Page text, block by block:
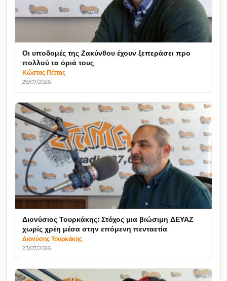
Οι υποδομές της Ζακύνθου έχουν ξεπεράσει προ
πολλού τα όριά τους
Κώστας Πέττας
29/07/2026
Διονύσιος Τουρκάκης: Στόχος μια βιώσιμη ΔΕΥΑΖ
χωρίς χρέη μέσα στην επόμενη πενταετία
Διονύσης Τουρκάκης
23/07/2026